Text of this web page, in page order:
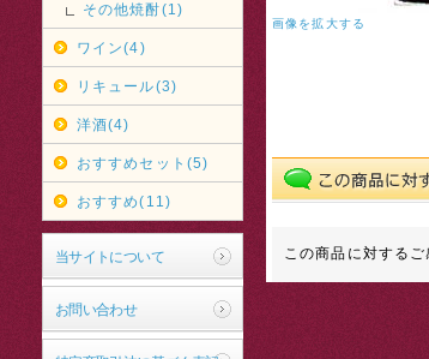
その他焼酎(1)
ワイン(4)
リキュール(3)
洋酒(4)
おすすめセット(5)
おすすめ(11)
当サイトについて
お問い合わせ
画像を拡大する
この商品に対する